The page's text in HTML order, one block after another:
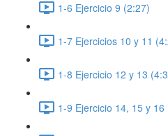
1-6 Ejercicio 9 (2:27)
1-7 Ejercicios 10 y 11
1-8 Ejercicio 12 y 13
1-9 Ejercicio 14, 15 y 16